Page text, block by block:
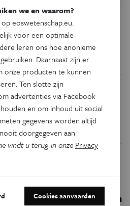
TechnologieDe tolk op
Waarom een kleine
grote gevolgen kan
Deze nieuwe drone
als een vliegende
bakkerij op 400 miljoen
we en waarom?
eoswetenschap.eu.
voor een optimale
leren ons hoe anonieme
Daarnaast zijn er
onze producten te kunnen
Ten slotte zijn
advertenties via Facebook
en om inhoud uit social
gegevens worden altijd
doorgegeven aan
vindt u terug in onze Privacy
Cookies aanvaarden